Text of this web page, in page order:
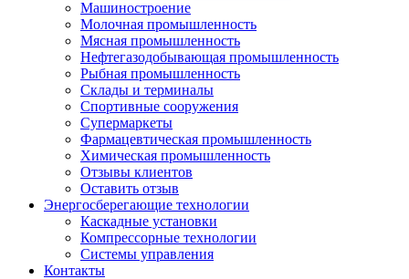
Машиностроение
Молочная промышленность
Мясная промышленность
Нефтегазодобывающая промышленность
Рыбная промышленность
Склады и терминалы
Спортивные сооружения
Супермаркеты
Фармацевтическая промышленность
Химическая промышленность
Отзывы клиентов
Оставить отзыв
Энергосберегающие технологии
Каскадные установки
Компрессорные технологии
Системы управления
Контакты